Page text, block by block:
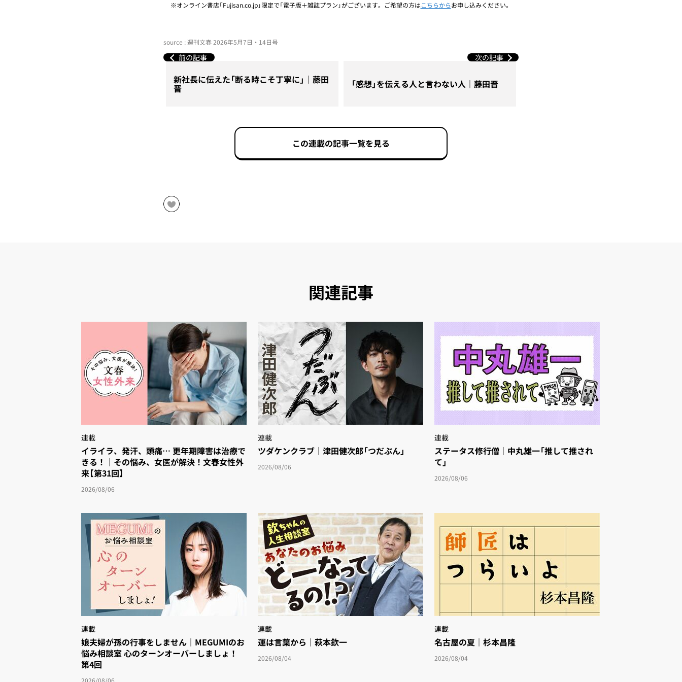
※オンライン書店「Fujisan.co.jp」限定で「電子版＋雑誌プラン」がございます。ご希望の方はこちらからお申し込みください。
source : 週刊文春 2026年5月7日・14日号
前の記事
新社長に伝えた「断る時こそ丁寧に」｜藤田
晋
次の記事
「感想」を伝える人と言わない人｜藤田晋
この連載の記事一覧を見る
関連記事
連載
イライラ、発汗、頭痛… 更年期障害は治療で
きる！｜その悩み、女医が解決！文春女性外
来【第31回】
2026/08/06
連載
ツダケンクラブ｜津田健次郎「つだぶん」
2026/08/06
連載
ステータス修行僧｜中丸雄一「推して推され
て」
2026/08/06
連載
娘夫婦が孫の行事をしません｜MEGUMIのお
悩み相談室 心のターンオーバーしましょ！
第4回
連載
運は言葉から｜萩本欽一
2026/08/04
連載
名古屋の夏｜杉本昌隆
2026/08/04